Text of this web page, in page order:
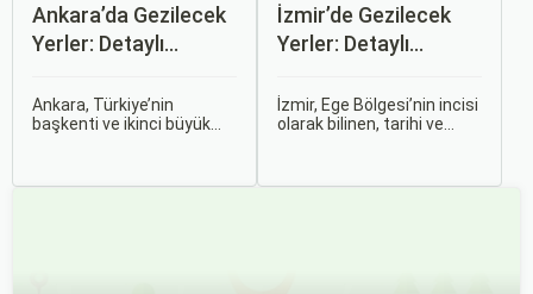
Ankara’da Gezilecek
Yerler: Detaylı
Ankara, Türkiye’nin
başkenti ve ikinci büyük
İzmir’de Gezilecek
Yerler: Detaylı
İzmir, Ege Bölgesi’nin incisi
olarak bilinen, tarihi ve